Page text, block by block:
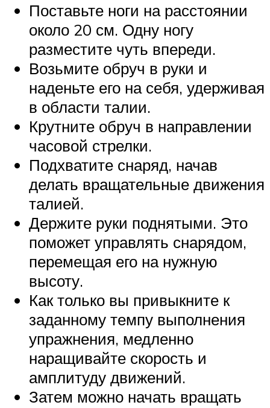
Поставьте ноги на расстоянии
около 20 см. Одну ногу
разместите чуть впереди.
Возьмите обруч в руки и
наденьте его на себя, удерживая
в области талии.
Крутните обруч в направлении
часовой стрелки.
Подхватите снаряд, начав
делать вращательные движения
талией.
Держите руки поднятыми. Это
поможет управлять снарядом,
перемещая его на нужную
высоту.
Как только вы привыкните к
заданному темпу выполнения
упражнения, медленно
наращивайте скорость и
амплитуду движений.
Затем можно начать вращать